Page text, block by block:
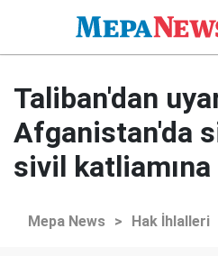
Taliban'dan
Afganistan'da
sivil katliamına
Mepa News > Hak İhlalleri